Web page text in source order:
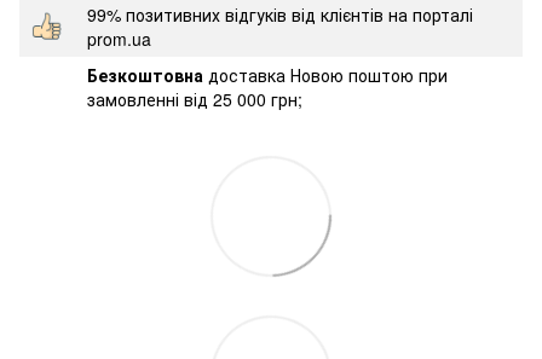
99% позитивних відгуків від клієнтів на порталі
prom.ua
Безкоштовна доставка Новою поштою при
замовленні від 25 000 грн;